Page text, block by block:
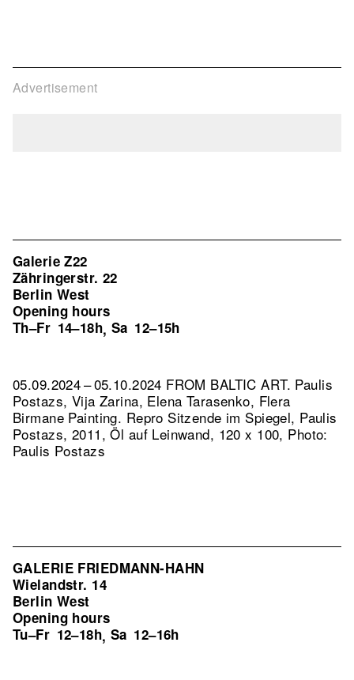
Advertisement
Galerie Z22
Zähringerstr. 22
Berlin West
Opening hours
Th–Fr 14–18h, Sa 12–15h
05.09.2024 – 05.10.2024 FROM BALTIC ART. Paulis
Postazs, Vija Zarina, Elena Tarasenko, Flera
Birmane Painting. Repro Sitzende im Spiegel, Paulis
Postazs, 2011, Öl auf Leinwand, 120 x 100, Photo:
Paulis Postazs
GALERIE FRIEDMANN-HAHN
Wielandstr. 14
Berlin West
Opening hours
Tu–Fr 12–18h, Sa 12–16h